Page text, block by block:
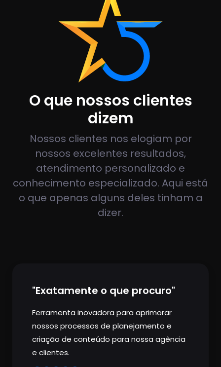
O que nossos clientes
dizem
Nossos clientes nos elogiam por
nossos excelentes resultados,
atendimento personalizado e
conhecimento especializado. Aqui está
o que apenas alguns deles tinham a
dizer.
"Exatamente o que procuro"
Ferramenta inovadora para aprimorar
nossos processos de planejamento e
criação de conteúdo para nossa agência
e clientes.